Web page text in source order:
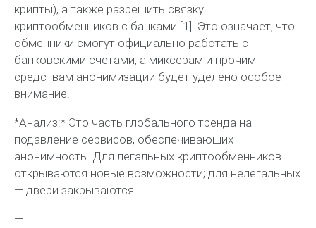
крипты), а также разрешить связку
криптообменников с банками [1]. Это означает, что
обменники смогут официально работать с
банковскими счетами, а миксерам и прочим
средствам анонимизации будет уделено особое
внимание.
*Анализ:* Это часть глобального тренда на
подавление сервисов, обеспечивающих
анонимность. Для легальных криптообменников
открываются новые возможности; для нелегальных
— двери закрываются.
—